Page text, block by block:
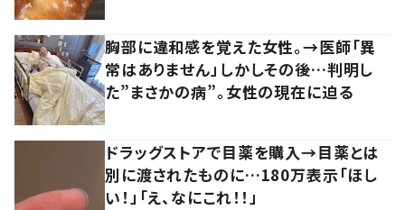
胸部に違和感を覚えた女性。→医師「異
常はありません」しかしその後…判明し
た”まさかの病”。女性の現在に迫る
ドラッグストアで目薬を購入→目薬とは
別に渡されたものに…180万表示「ほし
い！」「え、なにこれ！！」